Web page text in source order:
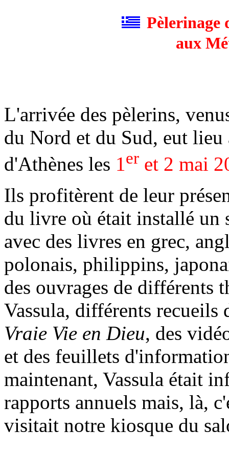
Pèlerinage
aux
L'arrivée des pèlerins,
du Nord et du Sud, eut
d'Athènes les 1er et 2 mai
Ils profitèrent de leur
du livre où était installé un
avec des livres en grec,
polonais, philippins,
des ouvrages de différents
Vassula, différents recueils
Vraie Vie en Dieu, des
et des feuillets
maintenant, Vassula était
rapports annuels mais, là,
visitait notre kiosque du